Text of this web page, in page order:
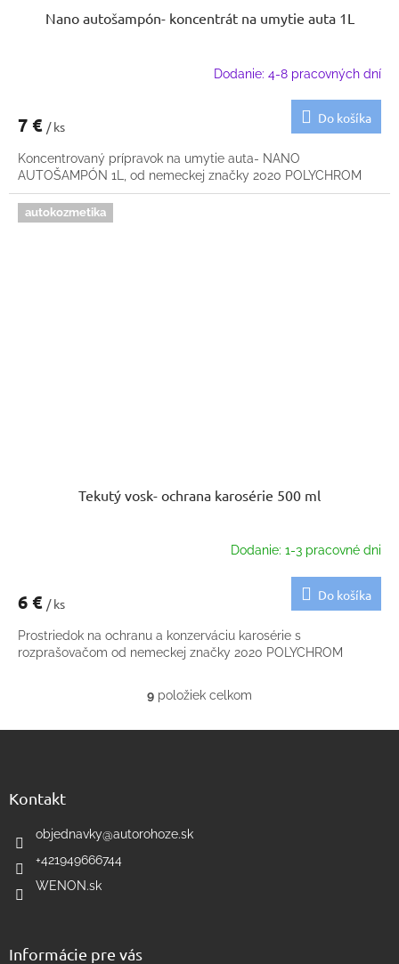
Nano autošampón- koncentrát na umytie auta 1L
Dodanie: 4-8 pracovných dní
7 € / ks
Do košíka
Koncentrovaný prípravok na umytie auta- NANO
AUTOŠAMPÓN 1L, od nemeckej značky 2020 POLYCHROM
autokozmetika
Tekutý vosk- ochrana karosérie 500 ml
Dodanie: 1-3 pracovné dni
6 € / ks
Do košíka
Prostriedok na ochranu a konzerváciu karosérie s
rozprašovačom od nemeckej značky 2020 POLYCHROM
O
9 položiek celkom
Kontakt
objednavky@autorohoze.sk
+421949666744
WENON.sk
Informácie pre vás